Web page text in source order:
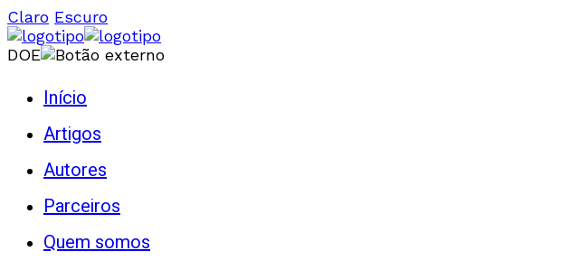
Claro Escuro
DOE
Início
Artigos
Autores
Parceiros
Quem somos